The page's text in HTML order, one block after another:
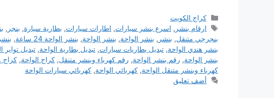
التصنيفات
كراج الكويت
الوسوم
ارقام بنشر , اسرع بنشر سيارات, اطارات سيارات, بطارية سيارة, بنجر ,
بنجرجي متنقل, بنشر , بنشر الواحة, بنشر الواحة, بنشر الواحة 24 ساعة ,
بنشر هندي الواحة, تبديل بطاريات سيارات, تبديل بطارية الواحة, تبديل تواير
بنشر الواحة, رقم بنشر الواحة, رقم كهرباء وبنشر متنقل, كراج الواحة, كراج
كهرباء وبنشر متنقل الواحة, كهربائي الواحة, كهربائي سيارات الواحة
أضف تعليق